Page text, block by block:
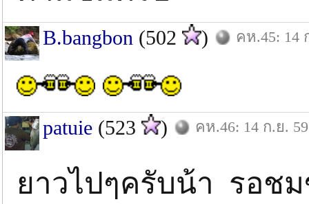
B.bangbon (502 ) คห.45: 14
patuie (523 ) คห.46: 14 ก.ย. 59
ยาวไปๆครับน้า รอช